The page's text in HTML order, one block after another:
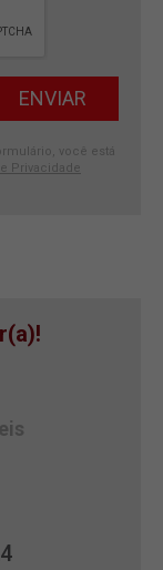
você está
Privacidade